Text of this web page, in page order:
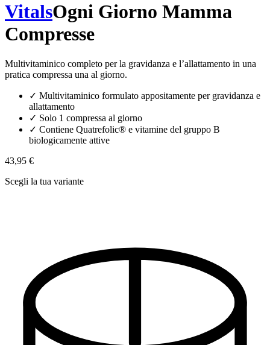
VitalsOgni Giorno Mamma
Compresse
Multivitaminico completo per la gravidanza e l’allattamento in una
pratica compressa una al giorno.
✓ Multivitaminico formulato appositamente per gravidanza e
allattamento
✓ Solo 1 compressa al giorno
✓ Contiene Quatrefolic® e vitamine del gruppo B
biologicamente attive
43,95 €
Scegli la tua variante